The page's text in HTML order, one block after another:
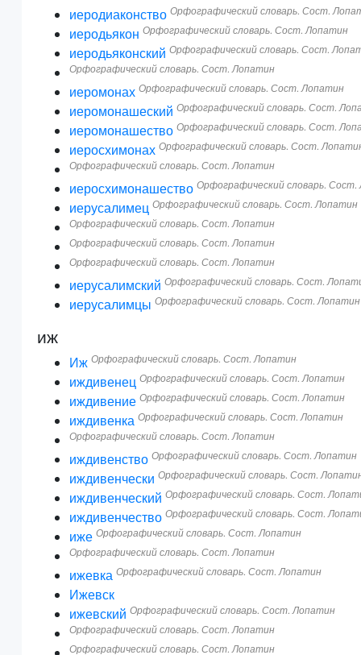
иеродиаконство Орфографический словарь. Сост.
иеродьякон Орфографический словарь. Сост. Лопатин
иеродьяконский Орфографический словарь. Сост.
Орфографический словарь. Сост. Лопатин
иеромонах Орфографический словарь. Сост. Лопатин
иеромонашеский Орфографический словарь. Сост.
иеромонашество Орфографический словарь. Сост.
иеросхимонах Орфографический словарь. Сост.
Орфографический словарь. Сост. Лопатин
иеросхимонашество Орфографический словарь.
иерусалимец Орфографический словарь. Сост. Лопатин
Орфографический словарь. Сост. Лопатин
Орфографический словарь. Сост. Лопатин
Орфографический словарь. Сост. Лопатин
иерусалимский Орфографический словарь. Сост.
иерусалимцы Орфографический словарь. Сост. Лопатин
иж
Иж Орфографический словарь. Сост. Лопатин
иждивенец Орфографический словарь. Сост. Лопатин
иждивение Орфографический словарь. Сост. Лопатин
иждивенка Орфографический словарь. Сост. Лопатин
Орфографический словарь. Сост. Лопатин
иждивенство Орфографический словарь. Сост. Лопатин
иждивенчески Орфографический словарь. Сост.
иждивенческий Орфографический словарь. Сост.
иждивенчество Орфографический словарь. Сост.
иже Орфографический словарь. Сост. Лопатин
Орфографический словарь. Сост. Лопатин
ижевка Орфографический словарь. Сост. Лопатин
Ижевск
ижевский Орфографический словарь. Сост. Лопатин
Орфографический словарь. Сост. Лопатин
Орфографический словарь. Сост. Лопатин